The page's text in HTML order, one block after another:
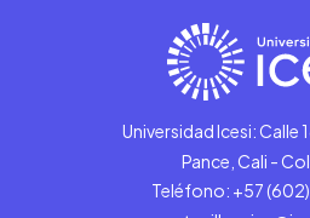
Universidad Icesi: Calle
Pance, Cali -
Teléfono: +57